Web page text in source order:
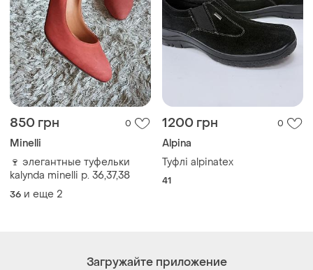
850 грн 0
Minelli
🍷 элегантные туфельки
kalynda minelli р. 36,37,38
36 и еще 2
1200 грн 0
Alpina
Туфлі alpinatex
41
Загружайте приложение